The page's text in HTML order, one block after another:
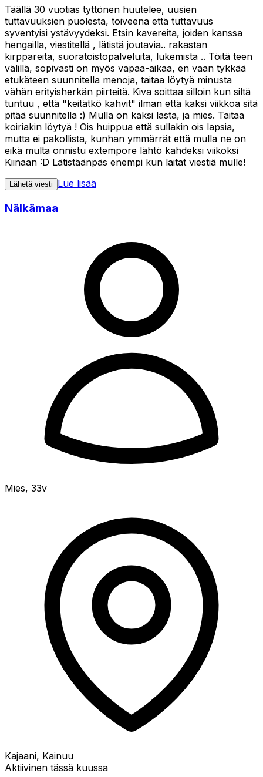
Täällä 30 vuotias tyttönen huutelee, uusien
tuttavuuksien puolesta, toiveena että tuttavuus
syventyisi ystävyydeksi. Etsin kavereita, joiden kanssa
hengailla, viestitellä , lätistä joutavia.. rakastan
kirppareita, suoratoistopalveluita, lukemista .. Töitä teen
välillä, sopivasti on myös vapaa-aikaa, en vaan tykkää
etukäteen suunnitella menoja, taitaa löytyä minusta
vähän erityisherkän piirteitä. Kiva soittaa silloin kun siltä
tuntuu , että "keitätkö kahvit" ilman että kaksi viikkoa sitä
pitää suunnitella :) Mulla on kaksi lasta, ja mies. Taitaa
koiriakin löytyä ! Ois huippua että sullakin ois lapsia,
mutta ei pakollista, kunhan ymmärrät että mulla ne on
eikä multa onnistu extempore lähtö kahdeksi viikoksi
Kiinaan :D Lätistäänpäs enempi kun laitat viestiä mulle!
Lähetä viesti Lue lisää
Nälkämaa
Mies, 33v
Kajaani, Kainuu
Aktiivinen tässä kuussa